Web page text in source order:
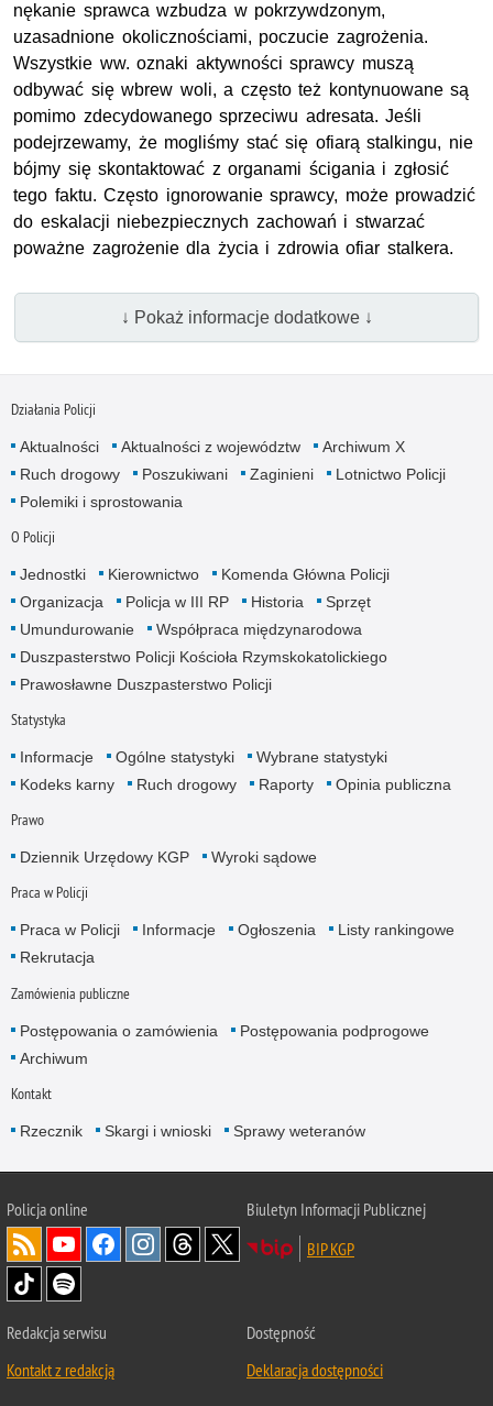
nękanie sprawca wzbudza w pokrzywdzonym,
uzasadnione okolicznościami, poczucie zagrożenia.
Wszystkie ww. oznaki aktywności sprawcy muszą
odbywać się wbrew woli, a często też kontynuowane są
pomimo zdecydowanego sprzeciwu adresata. Jeśli
podejrzewamy, że mogliśmy stać się ofiarą stalkingu, nie
bójmy się skontaktować z organami ścigania i zgłosić
tego faktu. Często ignorowanie sprawcy, może prowadzić
do eskalacji niebezpiecznych zachowań i stwarzać
poważne zagrożenie dla życia i zdrowia ofiar stalkera.
↓ Pokaż informacje dodatkowe ↓
Działania Policji
Aktualności Aktualności z województw
Archiwum X
Ruch drogowy
Poszukiwani Zaginieni
Lotnictwo Policji
Polemiki i sprostowania
O Policji
Jednostki Kierownictwo
Komenda Główna Policji
Organizacja
Policja w III RP Historia
Sprzęt
Umundurowanie
Współpraca międzynarodowa
Duszpasterstwo Policji Kościoła Rzymskokatolickiego
Prawosławne Duszpasterstwo Policji
Statystyka
Informacje Ogólne statystyki
Wybrane statystyki
Kodeks karny
Ruch drogowy Raporty Opinia publiczna
Prawo
Dziennik Urzędowy KGP Wyroki sądowe
Praca w Policji
Praca w Policji Informacje Ogłoszenia
Listy rankingowe
Rekrutacja
Zamówienia publiczne
Postępowania o zamówienia
Postępowania podprogowe
Archiwum
Kontakt
Rzecznik Skargi i wnioski Sprawy weteranów
Policjaonline
Biuletyn Informacji Publicznej
BIP KGP
Redakcja serwisu
Kontakt z redakcją
Dostępność
Deklaracja dostępności